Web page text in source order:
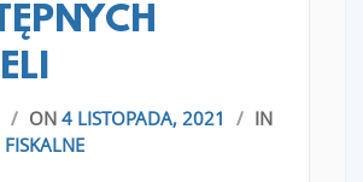
/ ON 4 LISTOPADA, 2021 / IN